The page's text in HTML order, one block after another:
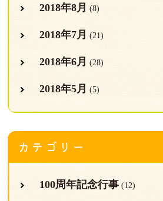
2018年8月 (8)
2018年7月 (21)
2018年6月 (28)
2018年5月 (5)
カテゴリー
100周年記念行事(12)